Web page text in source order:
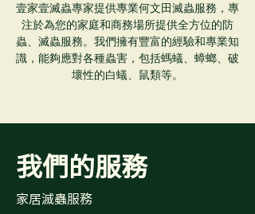
壹家壹滅蟲專家提供專業何文田​滅蟲服務，專
注於為您的家庭和商務場所提供全方位的防
蟲、滅蟲服務。我們擁有豐富的經驗和專業知
識，能夠應對各種蟲害，包括螞蟻、蟑螂、破
壞性的白蟻、鼠類等。
我們的服務
家居滅蟲服務